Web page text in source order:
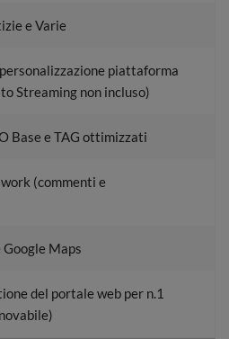
e Varie
piattaforma
Streaming non incluso)
Base e TAG ottimizzati
(commenti e
Maps
del portale web per n.1